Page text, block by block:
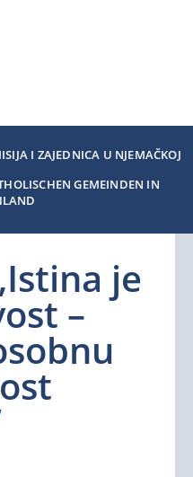
I ZAJEDNICA U NJEMAČKOJ
GEMEINDEN IN
je
–